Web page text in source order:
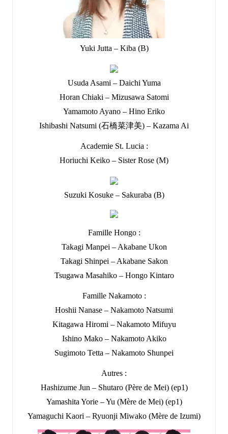
Yuki Jutta – Kiba (B)
Usuda Asami – Daichi Yuma
Horan Chiaki – Mizusawa Satomi
Yamamoto Ayano – Hino Eriko
Ishibashi Natsumi (石橋菜津美) – Kazama Ai
Academie St. Lucia :
Horiuchi Keiko – Sister Rose (M)
Suzuki Kosuke – Sakuraba (B)
Famille Hongo :
Takagi Manpei – Akabane Ukon
Takagi Shinpei – Akabane Sakon
Tsugawa Masahiko – Hongo Kintaro
Famille Nakamoto :
Hoshii Nanase – Nakamoto Natsumi
Kitagawa Hiromi – Nakamoto Mifuyu
Ishino Mako – Nakamoto Akiko
Sugimoto Tetta – Nakamoto Shunpei
Autres :
Hashizume Jun – Shutaro (Père de Mei) (ep1)
Yamashita Yorie – Yu (Mère de Mei) (ep1)
Yamaguchi Kaori – Ryuonji Miwako (Mère de Izumi)